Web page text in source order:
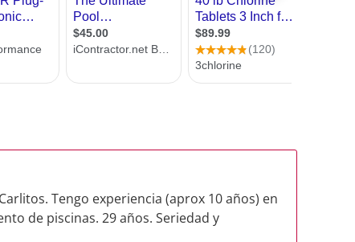
Tengo experiencia (aprox 10 años) en
de piscinas. 29 años. Seriedad y